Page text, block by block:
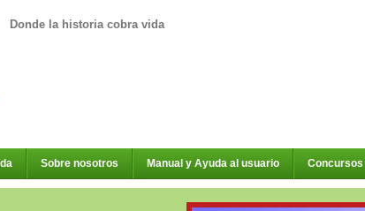
Donde la historia cobra vida
Sobre nosotros Manual y Ayuda al usuario Concursos